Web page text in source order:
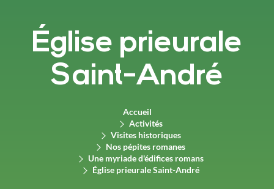
Église prieurale
Saint-André
Accueil
Activités
Visites historiques
Nos pépites romanes
Une myriade d'édifices romans
Église prieurale Saint-André